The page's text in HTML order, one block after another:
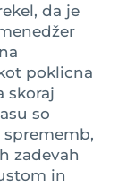
da je
poklicna
skoraj
so
zadevah
in